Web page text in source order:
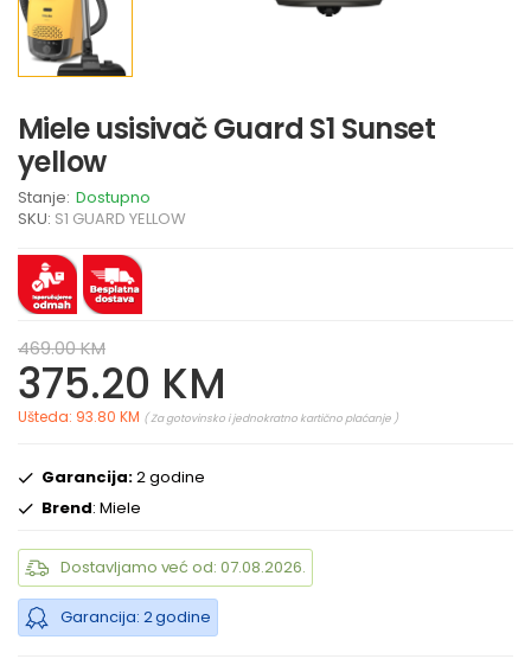
Miele usisivač Guard S1 Sunset
yellow
Stanje: Dostupno
SKU: S1 GUARD YELLOW
469.00 KM
375.20 KM
Ušteda: 93.80 KM ( Za gotovinsko i jednokratno kartično plaćanje )
Garancija:2 godine
Brend: Miele
Dostavljamo već od: 07.08.2026.
Garancija: 2 godine